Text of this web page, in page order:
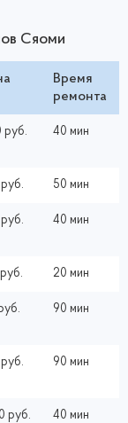
Сяоми
Время
ремонта
руб. 40 мин
50 мин
40 мин
20 мин
90 мин
руб. 90 мин
руб. 40 мин